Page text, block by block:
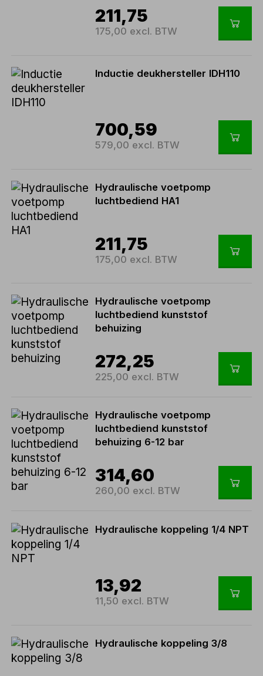
211,75
175,00 excl. BTW
Inductie deukhersteller IDH110
700,59
579,00 excl. BTW
Hydraulische voetpomp
luchtbediend HA1
211,75
175,00 excl. BTW
Hydraulische voetpomp
luchtbediend kunststof
behuizing
272,25
225,00 excl. BTW
Hydraulische voetpomp
luchtbediend kunststof
behuizing 6-12 bar
314,60
260,00 excl. BTW
Hydraulische koppeling 1/4 NPT
13,92
11,50 excl. BTW
Hydraulische koppeling 3/8